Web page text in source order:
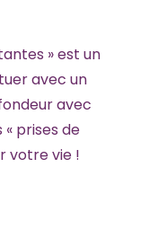
» est un
avec un
avec
prises de
votre vie !